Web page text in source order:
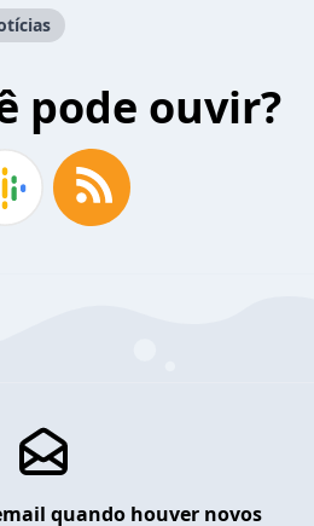
pode ouvir?
quando houver novos